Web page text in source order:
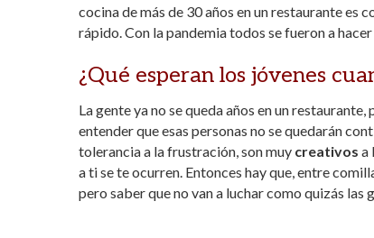
cocina de más de 30 años en un restaurante es
rápido. Con la pandemia todos se fueron a
¿Qué esperan los jóvenes
La gente ya no se queda años en un
entender que esas personas no se quedarán
tolerancia a la frustración, son muy creativos a
a ti se te ocurren. Entonces hay que, entre
pero saber que no van a luchar como quizás